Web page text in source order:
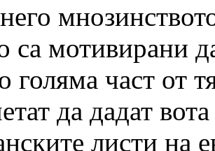
са мотивирани
голяма част от
да дадат
листи на